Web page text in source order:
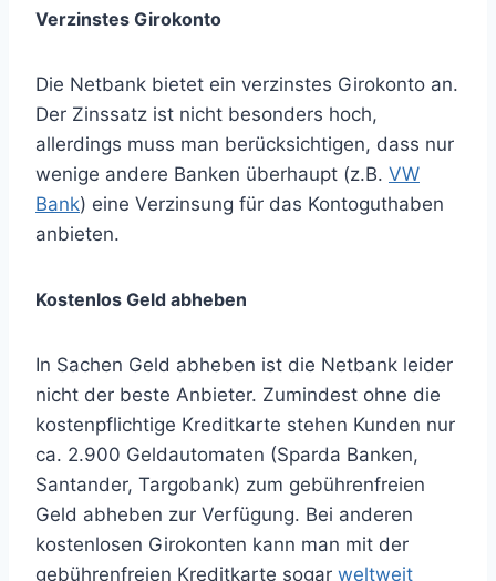
Verzinstes Girokonto
Die Netbank bietet ein verzinstes Girokonto an.
Der Zinssatz ist nicht besonders hoch,
allerdings muss man berücksichtigen, dass nur
wenige andere Banken überhaupt (z.B. VW
Bank) eine Verzinsung für das Kontoguthaben
anbieten.
Kostenlos Geld abheben
In Sachen Geld abheben ist die Netbank leider
nicht der beste Anbieter. Zumindest ohne die
kostenpflichtige Kreditkarte stehen Kunden nur
ca. 2.900 Geldautomaten (Sparda Banken,
Santander, Targobank) zum gebührenfreien
Geld abheben zur Verfügung. Bei anderen
kostenlosen Girokonten kann man mit der
gebührenfreien Kreditkarte sogar weltweit